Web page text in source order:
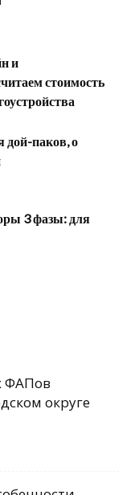
и
стоимость
дой-паков, о
3 фазы: для
ФАПов
округе